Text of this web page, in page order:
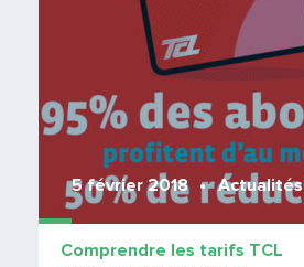
5 février 2018 Actualités
Comprendre les tarifs TCL